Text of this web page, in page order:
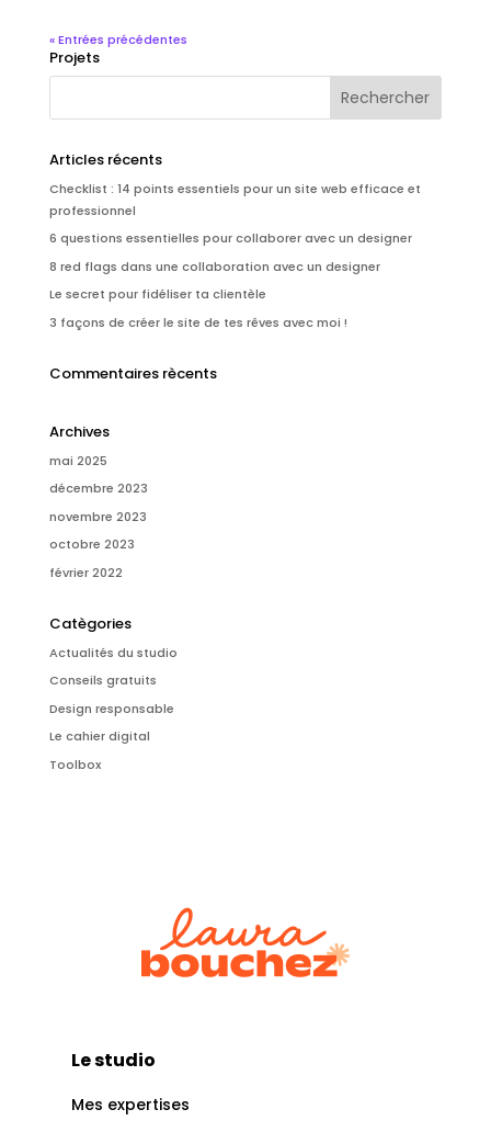
« Entrées précédentes
Projets
Articles récents
Checklist : 14 points essentiels pour un site web efficace et
professionnel
6 questions essentielles pour collaborer avec un designer
8 red flags dans une collaboration avec un designer
Le secret pour fidéliser ta clientèle
3 façons de créer le site de tes rêves avec moi !
Commentaires rècents
Archives
mai 2025
décembre 2023
novembre 2023
octobre 2023
février 2022
Catègories
Actualités du studio
Conseils gratuits
Design responsable
Le cahier digital
Toolbox
Le studio
Mes expertises